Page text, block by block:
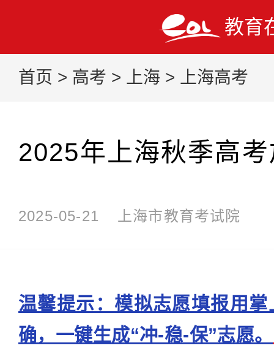
教育
首页 > 高考 > 上海 > 上海高考
2025年上海秋季高
2025-05-21 上海市教育考试院
温馨提示：模拟志愿填报用
确，一键生成“冲-稳-保”志愿。